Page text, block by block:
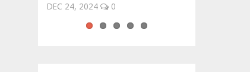
DEC 24, 2024
0